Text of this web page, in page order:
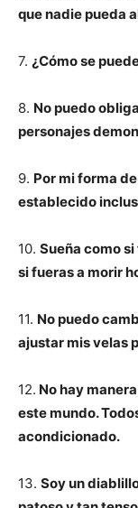
que nadie pueda
7. ¿Cómo se
8. No puedo
personajes
9. Por mi forma
establecido
10. Sueña como
si fueras a morir
11. No puedo
ajustar mis velas
12. No hay
este mundo.
acondicionado.
13. Soy un